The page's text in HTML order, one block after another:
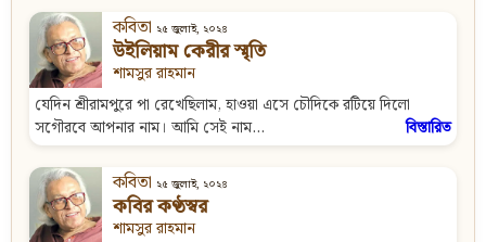
কবিতা ২৫ জুলাই, ২০২৪
উইলিয়াম কেরীর স্মৃতি
শামসুর রাহমান
যেদিন শ্রীরামপুরে পা রেখেছিলাম, হাওয়া এসে চৌদিকে রটিয়ে দিলো
সগৌরবে আপনার নাম। আমি সেই নাম...
বিস্তারিত
কবিতা ২৫ জুলাই, ২০২৪
কবির কণ্ঠস্বর
শামসুর রাহমান